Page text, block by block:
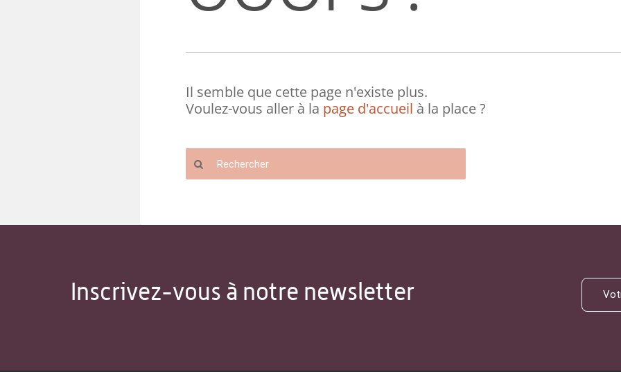
Il semble que cette page n'existe plus.
Voulez-vous aller à la page d'accueil à la place ?
Inscrivez-vous à notre newsletter